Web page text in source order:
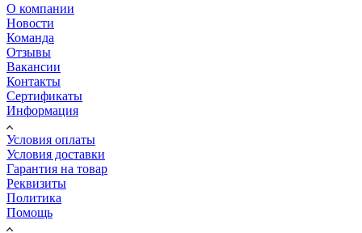
О компании
Новости
Команда
Отзывы
Вакансии
Контакты
Сертификаты
Информация
Условия оплаты
Условия доставки
Гарантия на товар
Реквизиты
Политика
Помощь